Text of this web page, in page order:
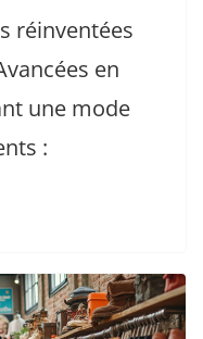
réinventées
en
une mode
: